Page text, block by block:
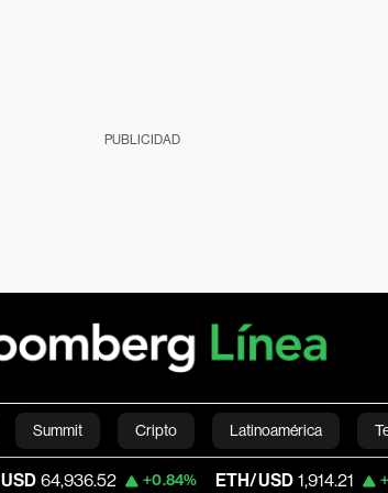
PUBLICIDAD
Summit Cripto Latinoamérica
Estilo de vida Mundo Videos
+0.84% ETH/USD 1,914.21 +0.44%